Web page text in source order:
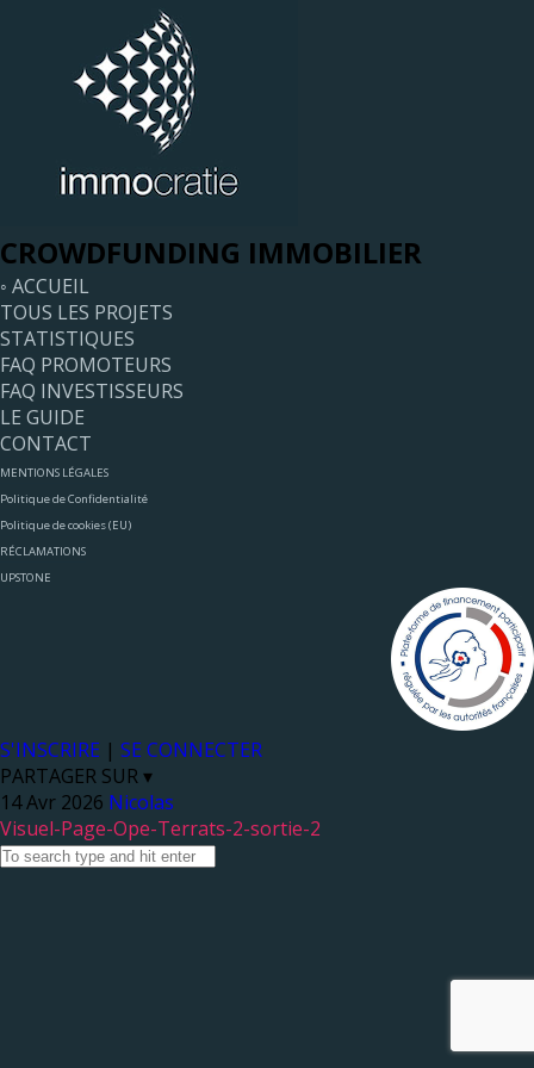
CROWDFUNDING IMMOBILIER
◦ ACCUEIL
TOUS LES PROJETS
STATISTIQUES
FAQ PROMOTEURS
FAQ INVESTISSEURS
LE GUIDE
CONTACT
MENTIONS LÉGALES
Politique de Confidentialité
Politique de cookies (EU)
RÉCLAMATIONS
UPSTONE
S'INSCRIRE | SE CONNECTER
PARTAGER SUR ▾
Nicolas
Visuel-Page-Ope-Terrats-2-sortie-2